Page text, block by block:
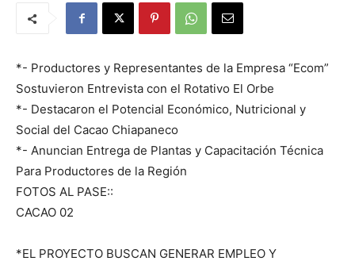
*- Productores y Representantes de la Empresa “Ecom”
Sostuvieron Entrevista con el Rotativo El Orbe
*- Destacaron el Potencial Económico, Nutricional y
Social del Cacao Chiapaneco
*- Anuncian Entrega de Plantas y Capacitación Técnica
Para Productores de la Región
FOTOS AL PASE::
CACAO 02
*EL PROYECTO BUSCAN GENERAR EMPLEO Y